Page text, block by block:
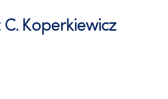
Koperkiewicz